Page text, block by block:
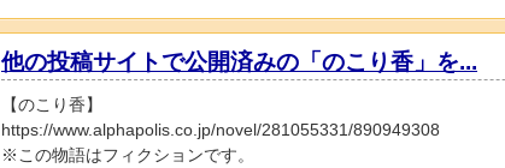
他の投稿サイトで公開済みの「のこり香」を...
【のこり香】
https://www.alphapolis.co.jp/novel/281055331/890949308
※この物語はフィクションです。